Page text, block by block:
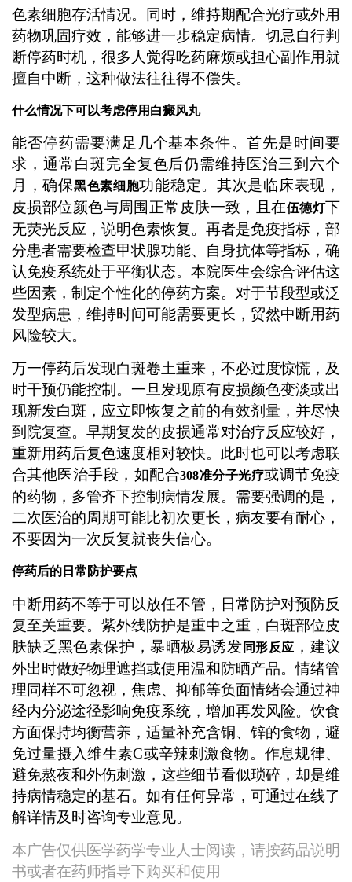
色素细胞存活情况。同时，维持期配合光疗或外用
药物巩固疗效，能够进一步稳定病情。切忌自行判
断停药时机，很多人觉得吃药麻烦或担心副作用就
擅自中断，这种做法往往得不偿失。
什么情况下可以考虑停用白癜风丸
能否停药需要满足几个基本条件。首先是时间要
求，通常白斑完全复色后仍需维持医治三到六个
月，确保黑色素细胞功能稳定。其次是临床表现，
皮损部位颜色与周围正常皮肤一致，且在伍德灯下
无荧光反应，说明色素恢复。再者是免疫指标，部
分患者需要检查甲状腺功能、自身抗体等指标，确
认免疫系统处于平衡状态。本院医生会综合评估这
些因素，制定个性化的停药方案。对于节段型或泛
发型病患，维持时间可能需要更长，贸然中断用药
风险较大。
万一停药后发现白斑卷土重来，不必过度惊慌，及
时干预仍能控制。一旦发现原有皮损颜色变淡或出
现新发白斑，应立即恢复之前的有效剂量，并尽快
到院复查。早期复发的皮损通常对治疗反应较好，
重新用药后复色速度相对较快。此时也可以考虑联
合其他医治手段，如配合308准分子光疗或调节免疫
的药物，多管齐下控制病情发展。需要强调的是，
二次医治的周期可能比初次更长，病友要有耐心，
不要因为一次反复就丧失信心。
停药后的日常防护要点
中断用药不等于可以放任不管，日常防护对预防反
复至关重要。紫外线防护是重中之重，白斑部位皮
肤缺乏黑色素保护，暴晒极易诱发 同形反应 ，建议
外出时做好物理遮挡或使用温和防晒产品。情绪管
理同样不可忽视，焦虑、抑郁等负面情绪会通过神
经内分泌途径影响免疫系统，增加再发风险。饮食
方面保持均衡营养，适量补充含铜、锌的食物，避
免过量摄入维生素C或辛辣刺激食物。作息规律、
避免熬夜和外伤刺激，这些细节看似琐碎，却是维
持病情稳定的基石。如有任何异常，可通过在线了
解详情及时咨询专业意见。
本广告仅供医学药学专业人士阅读，请按药品说明
书或者在药师指导下购买和使用